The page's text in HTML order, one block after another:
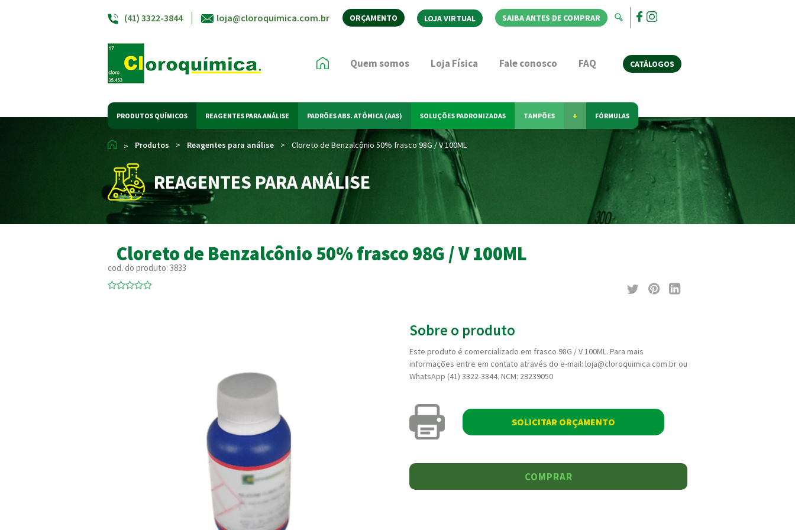
(41) 3322-3844 loja@cloroquimica.com.br ORÇAMENTO LOJA VIRTUAL SAIBA ANTES DE COMPRAR
Quem somos Loja Física Fale conosco FAQ CATÁLOGOS
PRODUTOS QUÍMICOS REAGENTES PARA ANÁLISE PADRÕES ABS. ATÔMICA (AAS) SOLUÇÕES PADRONIZADAS TAMPÕES + FÓRMULAS
> Produtos > Reagentes para análise > Cloreto de Benzalcônio 50% frasco 98G / V 100ML
REAGENTES PARA ANÁLISE
Cloreto de Benzalcônio 50% frasco 98G / V 100ML
cod. do produto: 3833
Sobre o produto
Este produto é comercializado em frasco 98G / V 100ML. Para mais
informações entre em contato através do e-mail: loja@cloroquimica.com.br ou
WhatsApp (41) 3322-3844. NCM: 29239050
SOLICITAR ORÇAMENTO
COMPRAR